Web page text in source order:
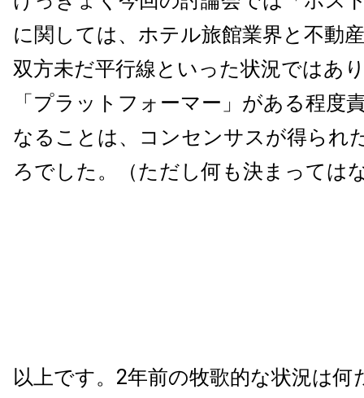
に関しては、ホテル旅館業界と不動
双方未だ平行線といった状況ではあ
「プラットフォーマー」がある程度
なることは、コンセンサスが得られ
ろでした。（ただし何も決まっては
以上です。2年前の牧歌的な状況は何